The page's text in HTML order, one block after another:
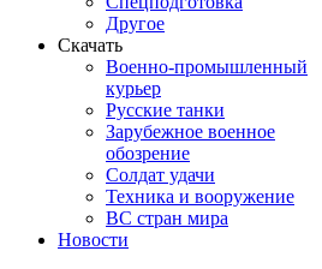
Другое
Скачать
Военно-промышленный
курьер
Русские танки
Зарубежное военное
обозрение
Солдат удачи
Техника и вооружение
ВС стран мира
Новости